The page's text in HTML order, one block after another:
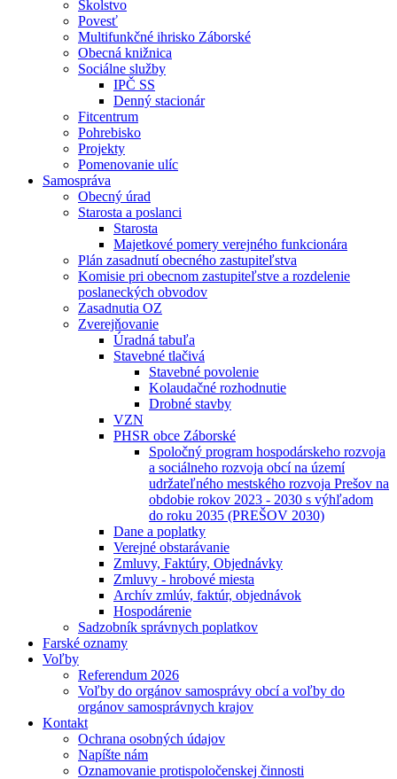
Školstvo
Povesť
Multifunkčné ihrisko Záborské
Obecná knižnica
Sociálne služby
IPČ SS
Denný stacionár
Fitcentrum
Pohrebisko
Projekty
Pomenovanie ulíc
Samospráva
Obecný úrad
Starosta a poslanci
Starosta
Majetkové pomery verejného funkcionára
Plán zasadnutí obecného zastupiteľstva
Komisie pri obecnom zastupiteľstve a rozdelenie
poslaneckých obvodov
Zasadnutia OZ
Zverejňovanie
Úradná tabuľa
Stavebné tlačivá
Stavebné povolenie
Kolaudačné rozhodnutie
Drobné stavby
VZN
PHSR obce Záborské
Spoločný program hospodárskeho rozvoja
a sociálneho rozvoja obcí na území
udržateľného mestského rozvoja Prešov na
obdobie rokov 2023 - 2030 s výhľadom
do roku 2035 (PREŠOV 2030)
Dane a poplatky
Verejné obstarávanie
Zmluvy, Faktúry, Objednávky
Zmluvy - hrobové miesta
Archív zmlúv, faktúr, objednávok
Hospodárenie
Sadzobník správnych poplatkov
Farské oznamy
Voľby
Referendum 2026
Voľby do orgánov samosprávy obcí a voľby do
orgánov samosprávnych krajov
Kontakt
Ochrana osobných údajov
Napíšte nám
Oznamovanie protispoločenskej činnosti